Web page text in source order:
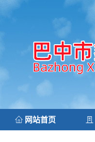
网站首页